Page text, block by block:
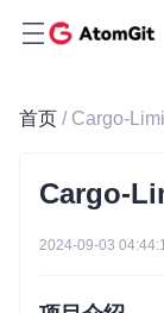
首页 / Cargo-
Cargo-
2024-09-03